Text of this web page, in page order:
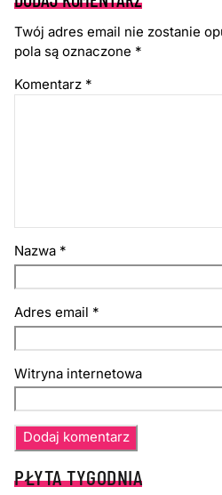
Twój adres email nie zostanie
pola są oznaczone *
Komentarz *
Nazwa *
Adres email *
Witryna internetowa
PŁYTA TYGODNIA